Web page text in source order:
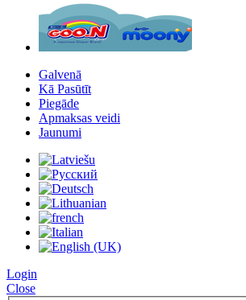
Galvenā
Kā Pasūtīt
Piegāde
Apmaksas veidi
Jaunumi
Login
Close